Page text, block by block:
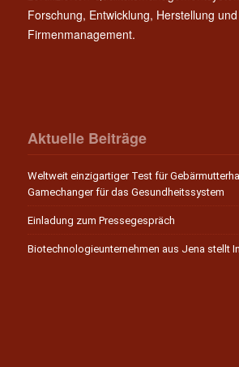
Forschung, Entwicklung, Herstellung
Firmenmanagement.
Aktuelle Beiträge
Weltweit einzigartiger Test für
Gamechanger für das Gesundheitssystem
Einladung zum Pressegespräch
Biotechnologieunternehmen aus Jena stellt